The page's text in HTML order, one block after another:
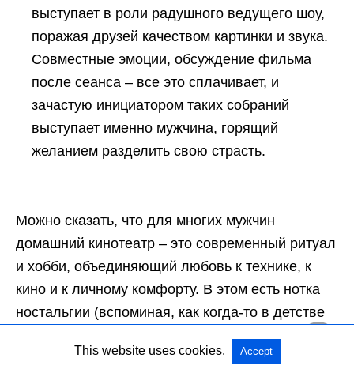
выступает в роли радушного ведущего шоу,
поражая друзей качеством картинки и звука.
Совместные эмоции, обсуждение фильма
после сеанса – все это сплачивает, и
зачастую инициатором таких собраний
выступает именно мужчина, горящий
желанием разделить свою страсть.
Можно сказать, что для многих мужчин
домашний кинотеатр – это современный ритуал
и хобби, объединяющий любовь к технике, к
кино и к личному комфорту. В этом есть нотка
ностальгии (вспоминая, как когда-то в детстве
отец ставил кассету на видаке) и одновременно
ощущение контроля над современными
This website uses cookies. Accept